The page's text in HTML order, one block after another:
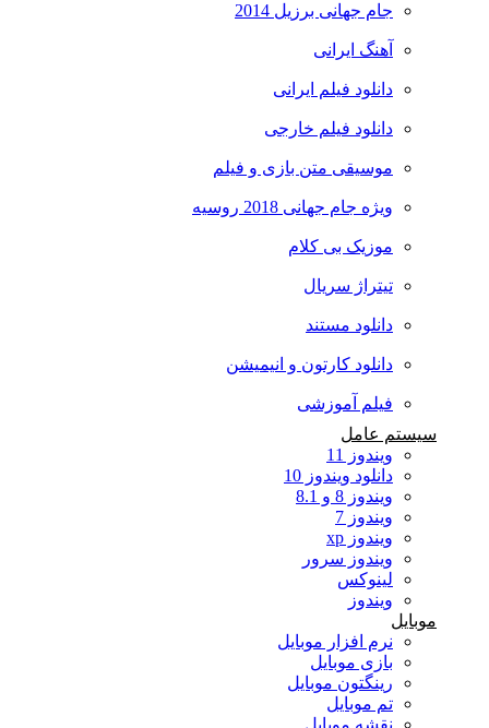
جام جهانی برزیل 2014
آهنگ ایرانی
دانلود فیلم ایرانی
دانلود فیلم خارجی
موسیقی متن بازی و فیلم
ویژه جام جهانی 2018 روسیه
موزیک بی کلام
تیتراژ سریال
دانلود مستند
دانلود کارتون و انیمیشن
فیلم آموزشی
سیستم عامل
ویندوز 11
دانلود ویندوز 10
ویندوز 8 و 8.1
ویندوز 7
ویندوز xp
ویندوز سرور
لینوکس
ویندوز
نرم افزار موبایل
بازی موبایل
رینگتون موبایل
تم موبایل
نقشه موبایل